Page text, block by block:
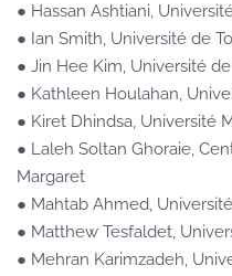
● Hassan Ashtiani,
● Ian Smith, Université de
● Jin Hee Kim, Université
● Kathleen Houlahan,
● Kiret Dhindsa, Université
● Laleh Soltan Ghoraie,
Margaret
● Mahtab Ahmed,
● Matthew Tesfaldet,
● Mehran Karimzadeh,